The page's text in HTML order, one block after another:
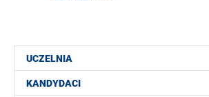
UCZELNIA
KANDYDACI